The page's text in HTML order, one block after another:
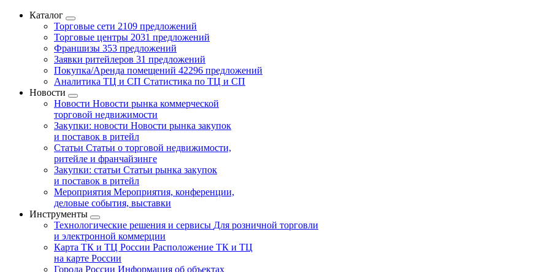
Каталог
Торговые сети 2109 предложений
Торговые центры 2031 предложений
Франшизы 353 предложений
Заявки ритейлеров 31 предложений
Покупка/Аренда помещений 42296 предложений
Аналитика ТЦ и СП Статистика по ТЦ и СП
Новости
Новости Новости рынка коммерческой
торговой недвижимости
Закупки: новости Новости рынка закупок
и поставок в ритейл
Статьи Статьи о торговой недвижимости,
ритейле и франчайзинге
Закупки: статьи Статьи рынка закупок
и поставок в ритейл
Мероприятия Мероприятия, конференции,
деловые события, выставки
Инструменты
Технологические решения и сервисы Для розничной торговли
и электронной коммерции
Карта ТК и ТЦ России Расположение ТК и ТЦ
на карте России
Города России Информация об объектах